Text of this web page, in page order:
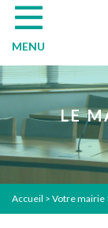
MENU
LE
Accueil > Votre mairie